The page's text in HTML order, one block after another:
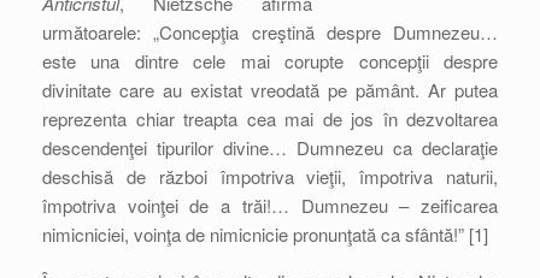
următoarele: „Concepţia creştină despre Dumnezeu…
este una dintre cele mai corupte concepţii despre
divinitate care au existat vreodată pe pământ. Ar putea
reprezenta chiar treapta cea mai de jos în dezvoltarea
descendenţei tipurilor divine… Dumnezeu ca declaraţie
deschisă de război împotriva vieţii, împotriva naturii,
împotriva voinţei de a trăi!… Dumnezeu – zeificarea
nimicniciei, voinţa de nimicnicie pronunţată ca sfântă!” [1]